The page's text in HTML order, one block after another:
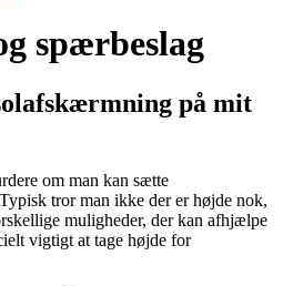
spærbeslag
på mit
om man kan sætte
tror man ikke der er højde nok,
muligheder, der kan afhjælpe
vigtigt at tage højde for